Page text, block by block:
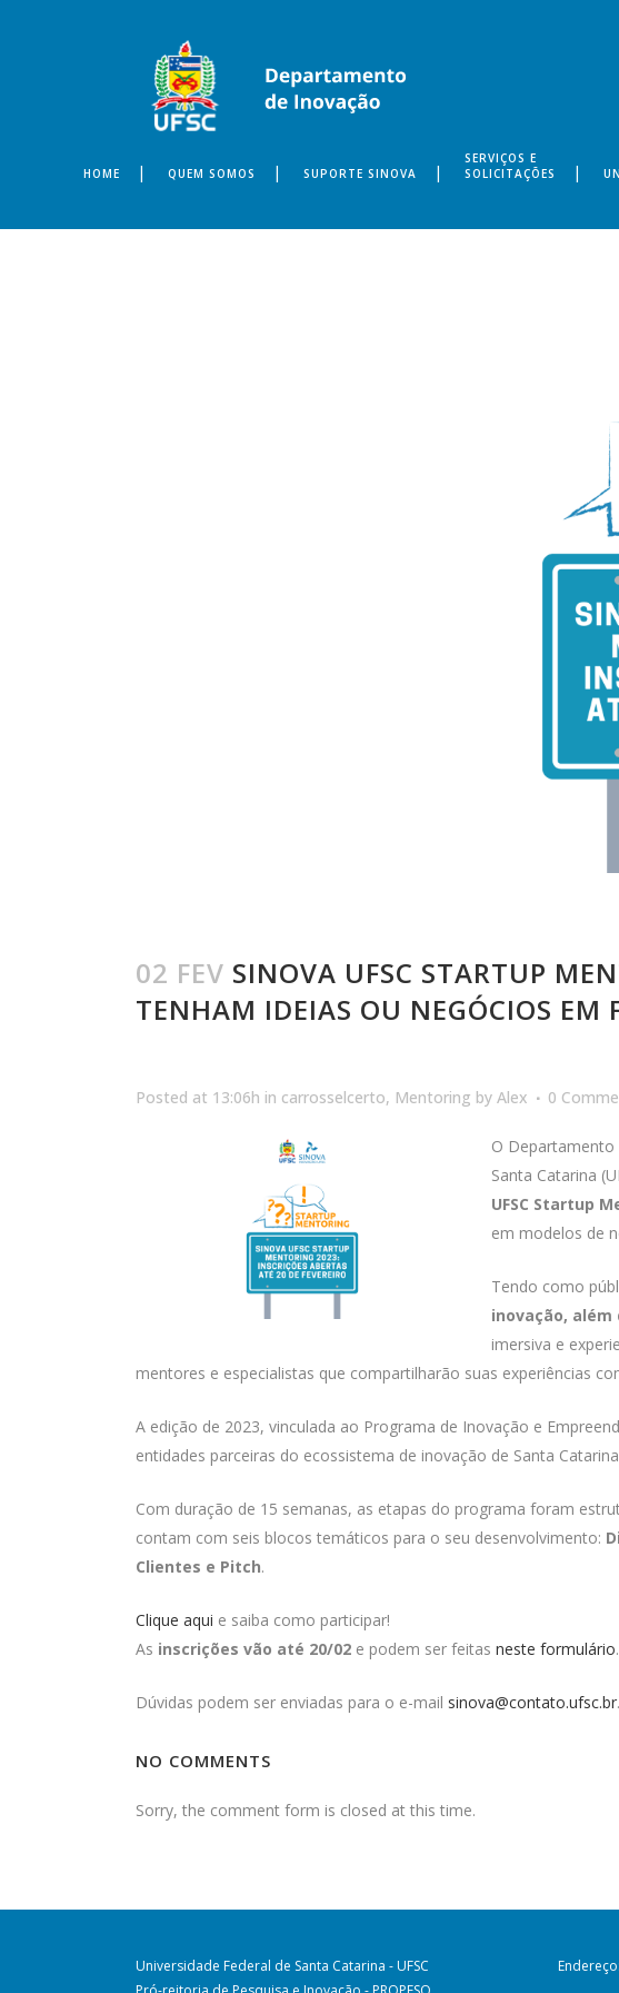
HOME QUEM SOMOS SUPORTE SINOVA
SERVIÇOS E
SOLICITAÇÕES
02 FEV SINOVA UFSC STARTUP
TENHAM IDEIAS OU NEGÓCIOS EM
Posted at 13:06h in carrosselcerto, Mentoring by Alex 0
O Departamento
Santa Catarina
UFSC Startup
em modelos de
Tendo como
inovação,
imersiva e
mentores e especialistas que compartilharão suas experiências
A edição de 2023, vinculada ao Programa de Inovação e
entidades parceiras do ecossistema de inovação de Santa
Com duração de 15 semanas, as etapas do programa foram
contam com seis blocos temáticos para o seu desenvolvimento:
Clientes e Pitch.
Clique aqui e saiba como participar!
As inscrições vão até 20/02 e podem ser feitas neste formulário.
Dúvidas podem ser enviadas para o e-mail sinova@contato.ufsc.br.
NO COMMENTS
Sorry, the comment form is closed at this time.
Universidade Federal de Santa Catarina - UFSC